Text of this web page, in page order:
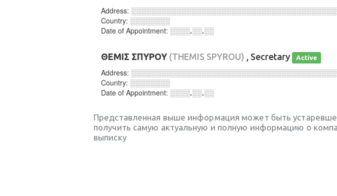
Address:
Country: ░░░░░░░░
Date of Appointment: ░░░░.░░.░░
ΘΕΜΙΣ ΣΠΥΡΟΥ (THEMIS SPYROU) , Secretary Active
Address:
Country: ░░░░░░░░
Date of Appointment: ░░░░.░░.░░
Представленная выше информация может быть
получить самую актуальную и полную информацию о
выписку